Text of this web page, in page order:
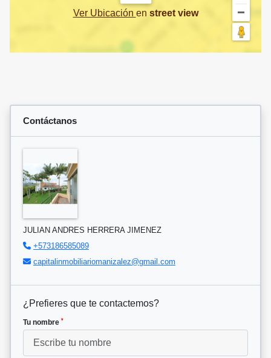
Ver Ubicación en street view
Contáctanos
JULIAN ANDRES HERRERA JIMENEZ
+573186585089
capitalinmobiliariomanizalez@gmail.com
¿Prefieres que te contactemos?
Tu nombre *